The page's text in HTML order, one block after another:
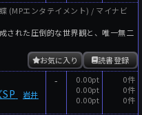
(MPエンタテイメント) / マイナビ
れた圧倒的な世界観と、唯一無二
読書登録
お気に入り
岩井
-
0.00pt
0.00pt
0.00pt
0件
0件
0件